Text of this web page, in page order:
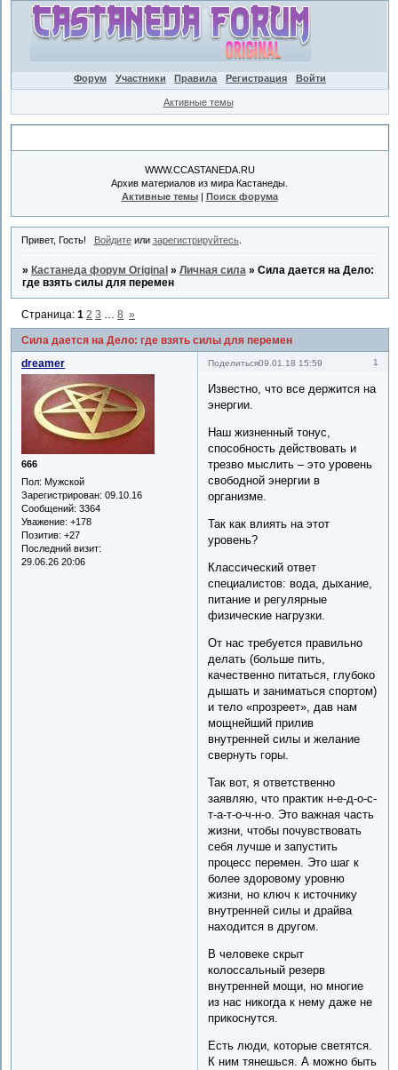
Форум Участники Правила Регистрация Войти
Активные темы
WWW.CCASTANEDA.RU
Архив материалов из мира Кастанеды.
Активные темы| Поиск форума
Привет, Гость! Войдитеили зарегистрируйтесь.
» Кастанеда форум Original »Личная сила »Сила дается на Дело:
где взять силы для перемен
Сила дается на Дело: где взять силы для перемен
Страница:1 2 3 8 »
Поделиться 1
09.01.18 15:59
dreamer
666
Пол: Мужской
Зарегистрирован: 09.10.16
Сообщений: 3364
Уважение: +178
Позитив: +27
Последний визит:
29.06.26 20:06
Известно, что все держится на
энергии.
Наш жизненный тонус,
способность действовать и
трезво мыслить – это уровень
свободной энергии в
организме.
Так как влиять на этот
уровень?
Классический ответ
специалистов: вода, дыхание,
питание и регулярные
физические нагрузки.
От нас требуется правильно
делать (больше пить,
качественно питаться, глубоко
дышать и заниматься спортом)
и тело «прозреет», дав нам
мощнейший прилив
внутренней силы и желание
свернуть горы.
Так вот, я ответственно
заявляю, что практик н-е-д-о-с-
т-а-т-о-ч-н-о. Это важная часть
жизни, чтобы почувствовать
себя лучше и запустить
процесс перемен. Это шаг к
более здоровому уровню
жизни, но ключ к источнику
внутренней силы и драйва
находится в другом.
В человеке скрыт
колоссальный резерв
внутренней мощи, но многие
из нас никогда к нему даже не
прикоснутся.
Есть люди, которые светятся.
К ним тянешься. А можно быть